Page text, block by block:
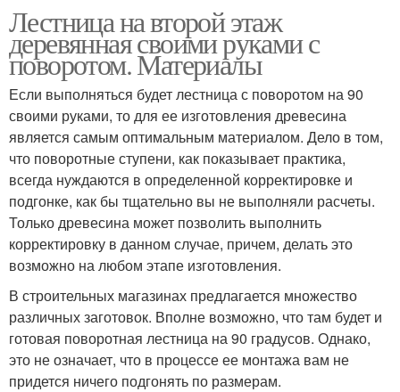
Лестница на второй этаж
деревянная своими руками с
поворотом. Материалы
Если выполняться будет лестница с поворотом на 90
своими руками, то для ее изготовления древесина
является самым оптимальным материалом. Дело в том,
что поворотные ступени, как показывает практика,
всегда нуждаются в определенной корректировке и
подгонке, как бы тщательно вы не выполняли расчеты.
Только древесина может позволить выполнить
корректировку в данном случае, причем, делать это
возможно на любом этапе изготовления.
В строительных магазинах предлагается множество
различных заготовок. Вполне возможно, что там будет и
готовая поворотная лестница на 90 градусов. Однако,
это не означает, что в процессе ее монтажа вам не
придется ничего подгонять по размерам.